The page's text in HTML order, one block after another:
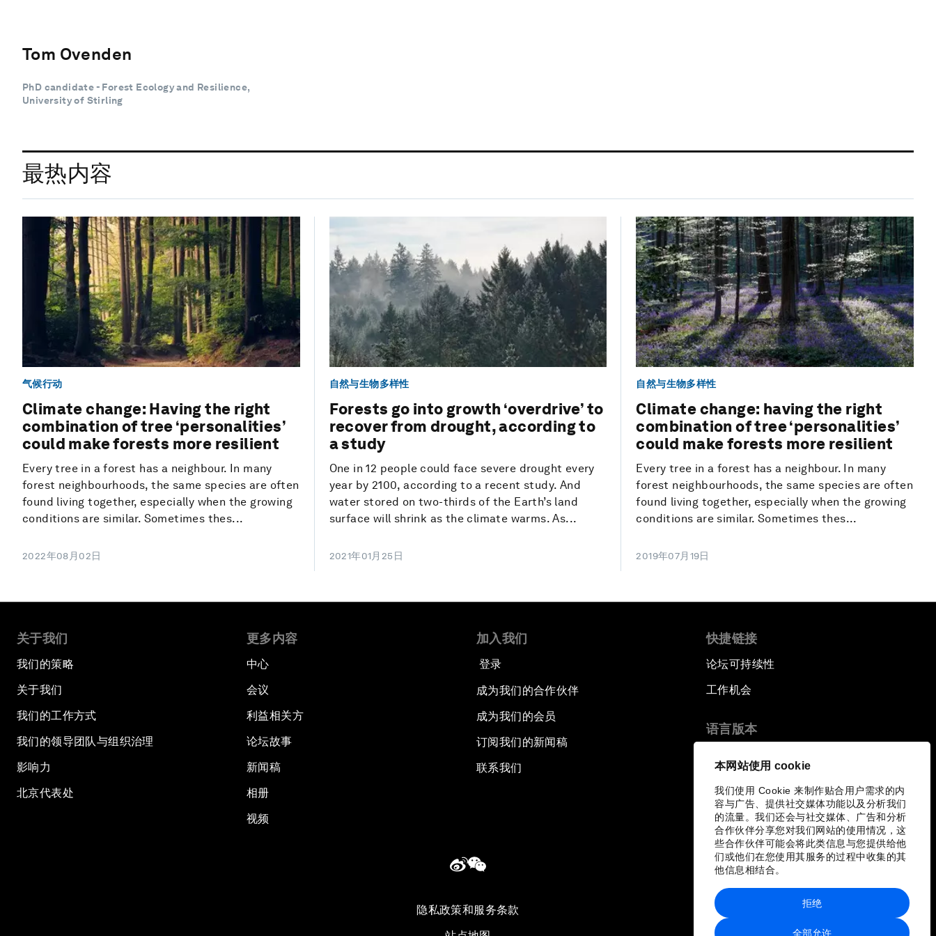
本网站使用 cookie
我们使用 Cookie 来制作贴合用户需求的内
容与广告、提供社交媒体功能以及分析我们
的流量。我们还会与社交媒体、广告和分析
合作伙伴分享您对我们网站的使用情况，这
些合作伙伴可能会将此类信息与您提供给他
们或他们在您使用其服务的过程中收集的其
他信息相结合。
全部允许
拒绝
Tom Ovenden
PhD candidate - Forest Ecology and Resilience,
University of Stirling
最热内容
气候行动
Climate change: Having the right
combination of tree ‘personalities’
could make forests more resilient
Every tree in a forest has a neighbour. In many
forest neighbourhoods, the same species are often
found living together, especially when the growing
conditions are similar. Sometimes thes...
2022年08月02日
自然与生物多样性
Forests go into growth ‘overdrive’ to
recover from drought, according to
a study
One in 12 people could face severe drought every
year by 2100, according to a recent study. And
water stored on two-thirds of the Earth’s land
surface will shrink as the climate warms. As...
2021年01月25日
自然与生物多样性
Climate change: having the right
combination of tree ‘personalities’
could make forests more resilient
Every tree in a forest has a neighbour. In many
forest neighbourhoods, the same species are often
found living together, especially when the growing
conditions are similar. Sometimes thes...
2019年07月19日
关于我们
我们的策略
关于我们
我们的工作方式
我们的领导团队与组织治理
影响力
北京代表处
更多内容
中心
会议
利益相关方
论坛故事
新闻稿
相册
视频
加入我们
登录
成为我们的合作伙伴
成为我们的会员
订阅我们的新闻稿
联系我们
快捷链接
论坛可持续性
工作机会
语言版本
隐私政策和服务条款